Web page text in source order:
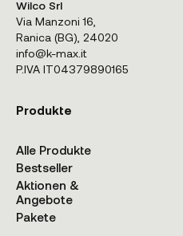
Wilco Srl
Via Manzoni 16,
Ranica (BG), 24020
info@k-max.it
P.IVA IT04379890165
Produkte
Alle Produkte
Bestseller
Aktionen &
Angebote
Pakete